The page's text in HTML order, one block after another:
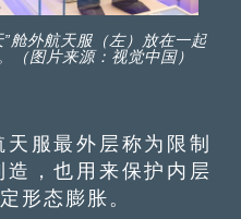
舱外航天服（左）放在一起
（图片来源：视觉中国）
服最外层称为限制
，也用来保护内层
形态膨胀。